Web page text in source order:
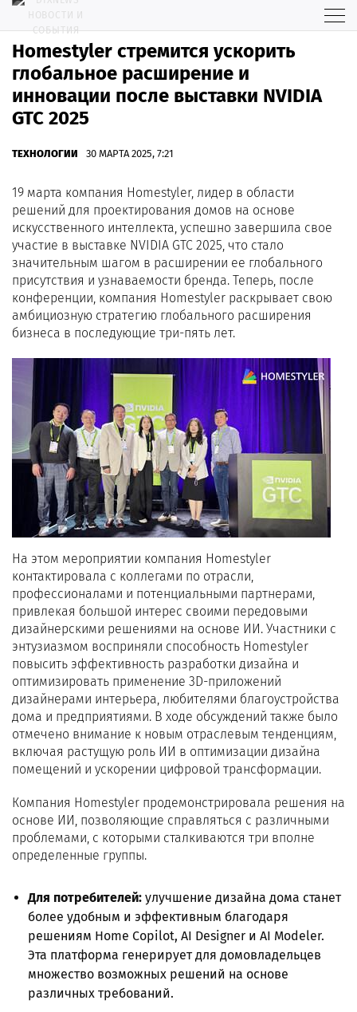
Homestyler стремится ускорить
глобальное расширение и
инновации после выставки NVIDIA
GTC 2025
ТЕХНОЛОГИИ 30 МАРТА 2025, 7:21
19 марта компания Homestyler, лидер в области
решений для проектирования домов на основе
искусственного интеллекта, успешно завершила свое
участие в выставке NVIDIA GTC 2025, что стало
значительным шагом в расширении ее глобального
присутствия и узнаваемости бренда. Теперь, после
конференции, компания Homestyler раскрывает свою
амбициозную стратегию глобального расширения
бизнеса в последующие три-пять лет.
На этом мероприятии компания Homestyler
контактировала с коллегами по отрасли,
профессионалами и потенциальными партнерами,
привлекая большой интерес своими передовыми
дизайнерскими решениями на основе ИИ. Участники с
энтузиазмом восприняли способность Homestyler
повысить эффективность разработки дизайна и
оптимизировать применение 3D-приложений
дизайнерами интерьера, любителями благоустройства
дома и предприятиями. В ходе обсуждений также было
отмечено внимание к новым отраслевым тенденциям,
включая растущую роль ИИ в оптимизации дизайна
помещений и ускорении цифровой трансформации.
Компания Homestyler продемонстрировала решения на
основе ИИ, позволяющие справляться с различными
проблемами, с которыми сталкиваются три вполне
определенные группы.
Для потребителей: улучшение дизайна дома станет
более удобным и эффективным благодаря
решениям Home Copilot, AI Designer и AI Modeler.
Эта платформа генерирует для домовладельцев
множество возможных решений на основе
различных требований.